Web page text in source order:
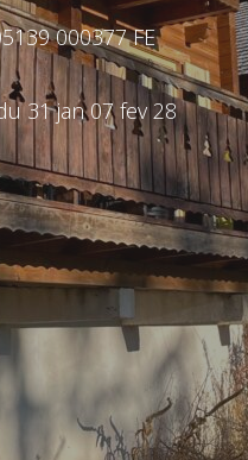
000377 FE
31 jan 07 fev 28